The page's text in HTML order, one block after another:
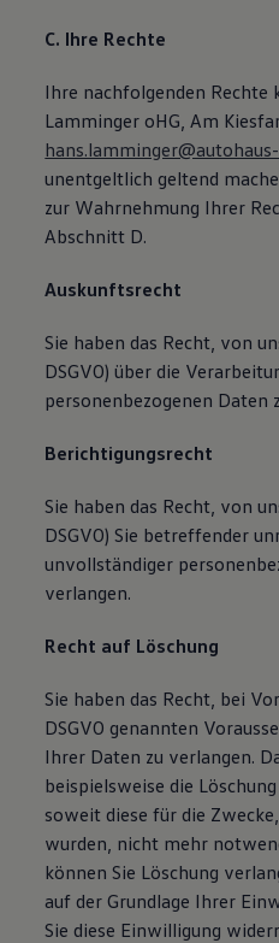
C. Ihre Rechte
Ihre nachfolgenden Rechte
Lamminger oHG, Am
unentgeltlich geltend
zur Wahrnehmung Ihrer
Abschnitt D.
Auskunftsrecht
Sie haben das Recht, von
DSGVO) über die
personenbezogenen Daten
Berichtigungsrecht
Sie haben das Recht, von
DSGVO) Sie betreffender
unvollständiger
verlangen.
Recht auf Löschung
Sie haben das Recht, bei
DSGVO genannten
Ihrer Daten zu verlangen.
beispielsweise die
soweit diese für die
wurden, nicht mehr
können Sie Löschung
auf der Grundlage Ihrer
Sie diese Einwilligung